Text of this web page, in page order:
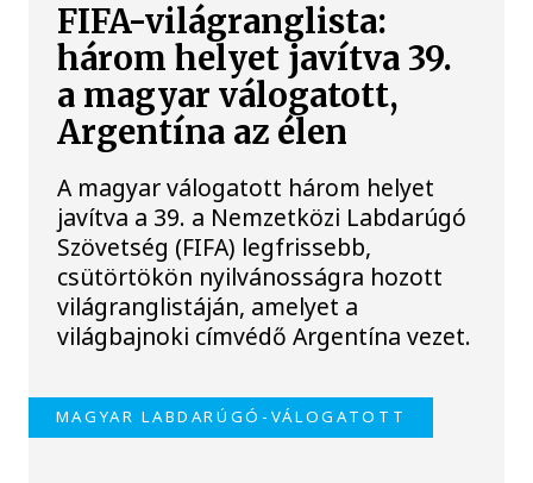
FIFA-világranglista:
három helyet javítva 39.
a magyar válogatott,
Argentína az élen
A magyar válogatott három helyet
javítva a 39. a Nemzetközi Labdarúgó
Szövetség (FIFA) legfrissebb,
csütörtökön nyilvánosságra hozott
világranglistáján, amelyet a
világbajnoki címvédő Argentína vezet.
MAGYAR LABDARÚGÓ-VÁLOGATOTT